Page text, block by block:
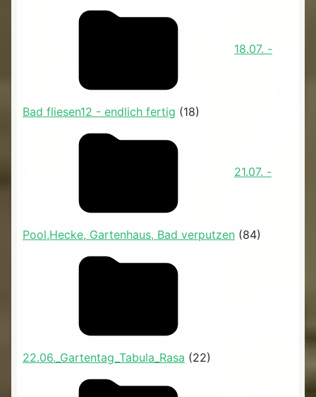
18.07. -
Bad fliesen12 - endlich fertig (18)
21.07. -
Pool,Hecke, Gartenhaus, Bad verputzen (84)
22.06._Gartentag_Tabula_Rasa (22)